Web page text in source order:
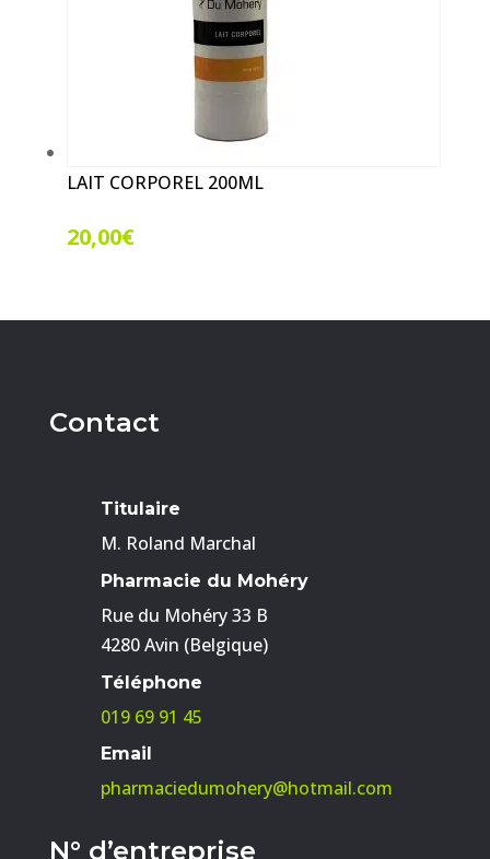
LAIT CORPOREL 200ML
20,00€
Contact
Titulaire
M. Roland Marchal
Pharmacie du Mohéry
Rue du Mohéry 33 B
4280 Avin (Belgique)
Téléphone
019 69 91 45
Email
pharmaciedumohery@hotmail.com
N° d’entreprise